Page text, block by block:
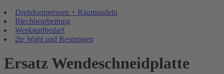
Drehdornpressen + Räumnadeln
Blechbearbeitung
Werkstattbedarf
2te Wahl und Restposten
Ersatz Wendeschneidplatte